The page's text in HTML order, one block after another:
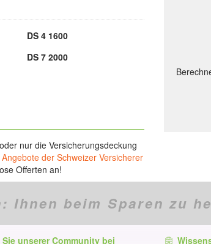
DS 4 1600
DS 7 2000
nur die Versicherungsdeckung
der Schweizer Versicherer
Offerten an!
Ihnen beim Sparen zu
Sie unserer Community bei